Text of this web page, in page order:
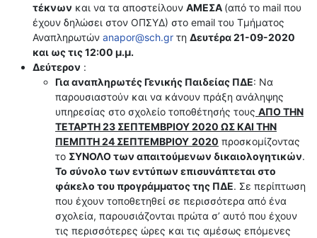
τέκνων και να τα αποστείλουν ΑΜΕΣΑ (από το mail που
έχουν δηλώσει στον ΟΠΣΥΔ) στο email του Τμήματος
Αναπληρωτών anapor@sch.gr τη Δευτέρα 21-09-2020
και ως τις 12:00 μ.μ.
Δεύτερον :
Για αναπληρωτές Γενικής Παιδείας ΠΔΕ: Να
παρουσιαστούν και να κάνουν πράξη ανάληψης
υπηρεσίας στο σχολείο τοποθέτησής τους ΑΠΟ ΤΗΝ
ΤΕΤΑΡΤΗ 23 ΣΕΠΤΕΜΒΡΙΟΥ 2020 ΩΣ ΚΑΙ ΤΗΝ
ΠΕΜΠΤΗ 24 ΣΕΠΤΕΜΒΡΙΟΥ 2020 προσκομίζοντας
το ΣΥΝΟΛΟ των απαιτούμενων δικαιολογητικών.
Το σύνολο των εντύπων επισυνάπτεται στο
φάκελο του προγράμματος της ΠΔΕ. Σε περίπτωση
που έχουν τοποθετηθεί σε περισσότερα από ένα
σχολεία, παρουσιάζονται πρώτα σ’ αυτό που έχουν
τις περισσότερες ώρες και τις αμέσως επόμενες